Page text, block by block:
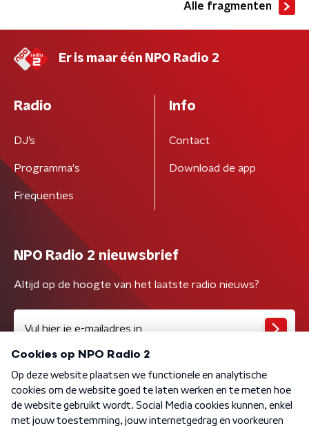
Alle fragmenten
Er is maar één NPO Radio 2
Radio
DJ’s
Programma's
Frequenties
Info
Contact
Download de app
NPO Radio 2 nieuwsbrief
Altijd op de hoogte van het laatste radio nieuws?
Algemene voorwaarden